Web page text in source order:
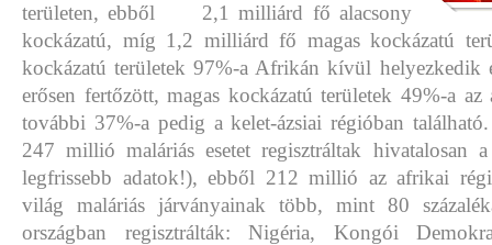
területen, ebből 2,1 milliárd fő alacsony
kockázatú, míg 1,2 milliárd fő magas kockázatú
kockázatú területek 97%-a Afrikán kívül helyezkedik
erősen fertőzött, magas kockázatú területek 49%-a
további 37%-a pedig a kelet-ázsiai régióban található.
247 millió maláriás esetet regisztráltak hivatalosan
legfrissebb adatok!), ebből 212 millió az afrikai
világ maláriás járványainak több, mint 80
országban regisztrálták: Nigéria, Kongói